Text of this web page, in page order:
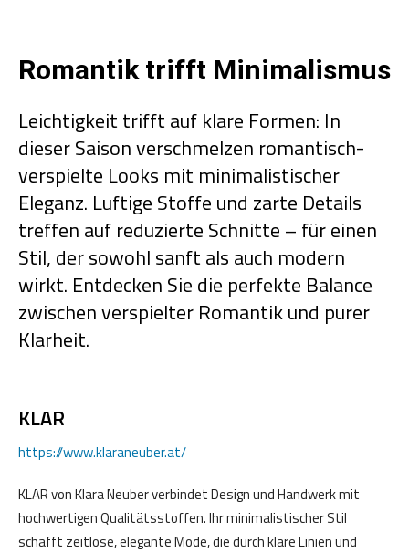
Romantik trifft Minimalismus
Leichtigkeit trifft auf klare Formen: In
dieser Saison verschmelzen romantisch-
verspielte Looks mit minimalistischer
Eleganz. Luftige Stoffe und zarte Details
treffen auf reduzierte Schnitte – für einen
Stil, der sowohl sanft als auch modern
wirkt. Entdecken Sie die perfekte Balance
zwischen verspielter Romantik und purer
Klarheit.
KLAR
https://www.klaraneuber.at/
KLAR von Klara Neuber verbindet Design und Handwerk mit
hochwertigen Qualitätsstoffen. Ihr minimalistischer Stil
schafft zeitlose, elegante Mode, die durch klare Linien und